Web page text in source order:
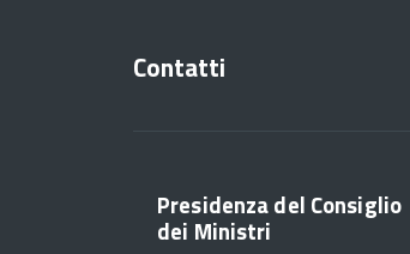
Contatti
Presidenza del Consiglio
dei Ministri